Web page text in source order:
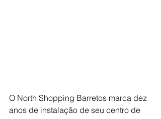
O North Shopping Barretos marca dez
anos de instalação de seu centro de